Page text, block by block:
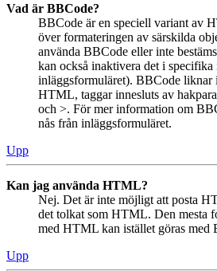
Vad är BBCode?
BBCode är en speciell variant av
över formateringen av särskilda
använda BBCode eller inte
kan också inaktivera det i specifika
inläggsformuläret). BBCode liknar
HTML, taggar innesluts av
och >. För mer information om
nås från inläggsformuläret.
Upp
Kan jag använda HTML?
Nej. Det är inte möjligt att posta
det tolkat som HTML. Den mesta
med HTML kan istället göras med
Upp